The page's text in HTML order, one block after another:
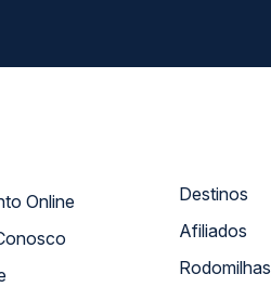
Atendimento Online
Destinos
Afiliados
Rodomilhas